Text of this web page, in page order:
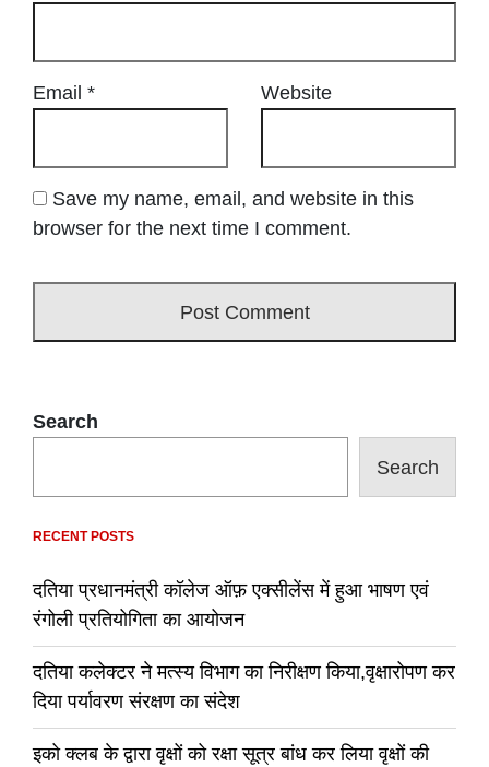
Email * Website
Save my name, email, and website in this
browser for the next time I comment.
Search
Search
RECENT POSTS
दतिया प्रधानमंत्री कॉलेज ऑफ़ एक्सीलेंस में हुआ भाषण एवं
रंगोली प्रतियोगिता का आयोजन
दतिया कलेक्टर ने मत्स्य विभाग का निरीक्षण किया,वृक्षारोपण कर
दिया पर्यावरण संरक्षण का संदेश
इको क्लब के द्वारा वृक्षों को रक्षा सूत्र बांध कर लिया वृक्षों की